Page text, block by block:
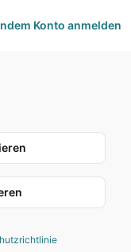
Konto anmelden